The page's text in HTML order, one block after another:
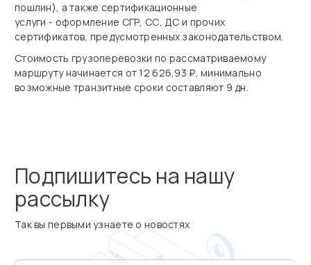
пошлин), а также сертификационные
услуги - оформление СГР, СС, ДС и прочих
сертификатов, предусмотренных законодательством.
Стоимость грузоперевозки по рассматриваемому
маршруту начинается от 12 626,93 ₽, минимально
возможные транзитные сроки составляют 9 дн.
Подпишитесь на нашу
рассылку
Так вы первыми узнаете о новостях